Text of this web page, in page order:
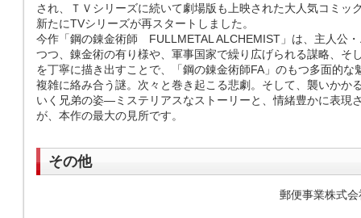
され、ＴＶシリーズに続いて劇場版も上映された大人気コミッ
新たにTVシリーズが再スタートしました。
今作「鋼の錬金術師 FULLMETAL ALCHEMIST」は、主人公
つつ、錬金術の有り様や、軍事国家で繰り広げられる謀略、そ
を丁寧に描き出すことで、「鋼の錬金術師FA」のもつ多面的な
複雑に絡み合う謎。次々と巻き起こる悲劇。そして、襲いかか
いく兄弟の姿―ミステリアスなストーリーと、情緒豊かに表現
が、本作の最大の見所です。
その他
郵便事業株式